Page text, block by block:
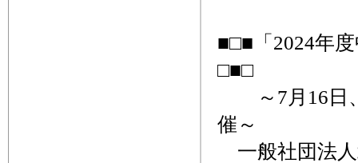
■□■「2024年
□■□
～7月16日、
催～
一般社団法人